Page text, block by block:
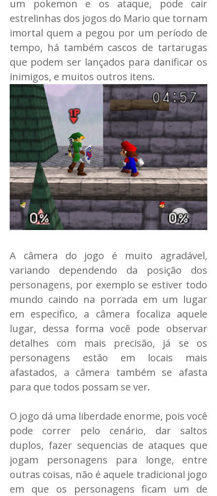
um pokemon e os ataque, pode cair
estrelinhas dos jogos do Mario que tornam
imortal quem a pegou por um período de
tempo, há também cascos de tartarugas
que podem ser lançados para danificar os
inimigos, e muitos outros itens.
A câmera do jogo é muito agradável,
variando dependendo da posição dos
personagens, por exemplo se estiver todo
mundo caindo na porrada em um lugar
em especifico, a câmera focaliza aquele
lugar, dessa forma você pode observar
detalhes com mais precisão, já se os
personagens estão em locais mais
afastados, a câmera também se afasta
para que todos possam se ver.
O jogo dá uma liberdade enorme, pois você
pode correr pelo cenário, dar saltos
duplos, fazer sequencias de ataques que
jogam personagens para longe, entre
outras coisas, não é aquele tradicional jogo
em que os personagens ficam um de